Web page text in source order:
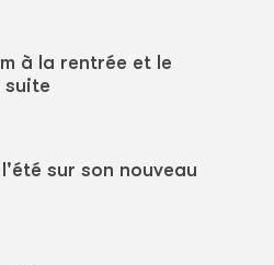
à la rentrée et le
suite
sur son nouveau